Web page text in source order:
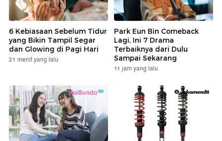
6 Kebiasaan Sebelum Tidur
yang Bikin Tampil Segar
dan Glowing di Pagi Hari
21 menit yang lalu
Park Eun Bin Comeback
Lagi, Ini 7 Drama
Terbaiknya dari Dulu
Sampai Sekarang
11 jam yang lalu